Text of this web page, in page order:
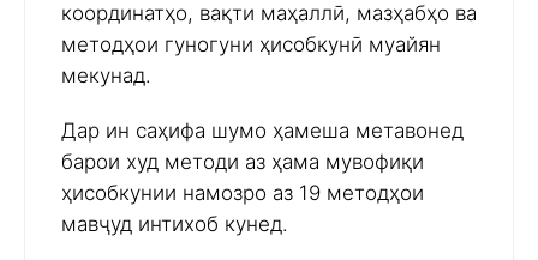
координатҳо, вақти маҳаллӣ, мазҳабҳо ва
методҳои гуногуни ҳисобкунӣ муайян
мекунад.
Дар ин саҳифа шумо ҳамеша метавонед
барои худ методи аз ҳама мувофиқи
ҳисобкунии намозро аз 19 методҳои
мавҷуд интихоб кунед.